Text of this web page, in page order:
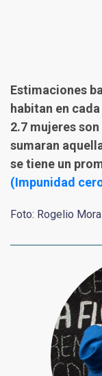
Estimaciones
habitan en
2.7 mujeres
sumaran
se tiene un
(Impunidad
Foto: Rogelio